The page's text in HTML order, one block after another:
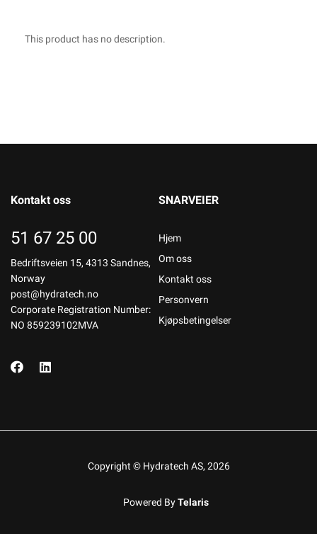
This product has no description.
Kontakt oss
51 67 25 00
Bedriftsveien 15, 4313 Sandnes,
Norway
post@hydratech.no
Corporate Registration Number:
NO 859239102MVA
SNARVEIER
Hjem
Om oss
Kontakt oss
Personvern
Kjøpsbetingelser
Copyright © Hydratech AS, 2026
Powered ByTelaris